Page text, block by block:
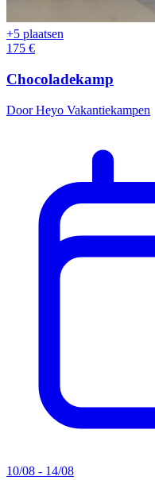
+5 plaatsen
175 €
Chocoladekamp
Door Heyo Vakantiekampen
10/08 - 14/08